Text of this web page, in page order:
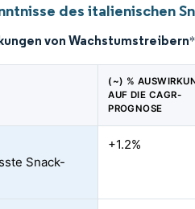
des italienischen
von Wachstumstreibern*
(~) %
AUF DIE CAGR-
PROGNOSE
Snack-
+1.2%